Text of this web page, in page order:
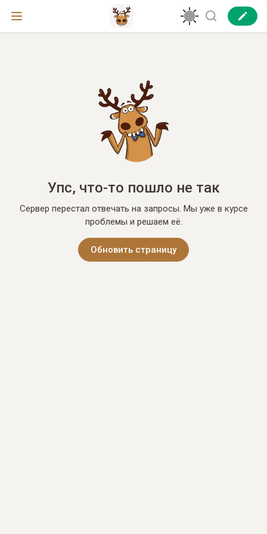
Упс, что-то пошло не так
Сервер перестал отвечать на запросы. Мы уже в курсе
проблемы и решаем её.
Обновить страницу